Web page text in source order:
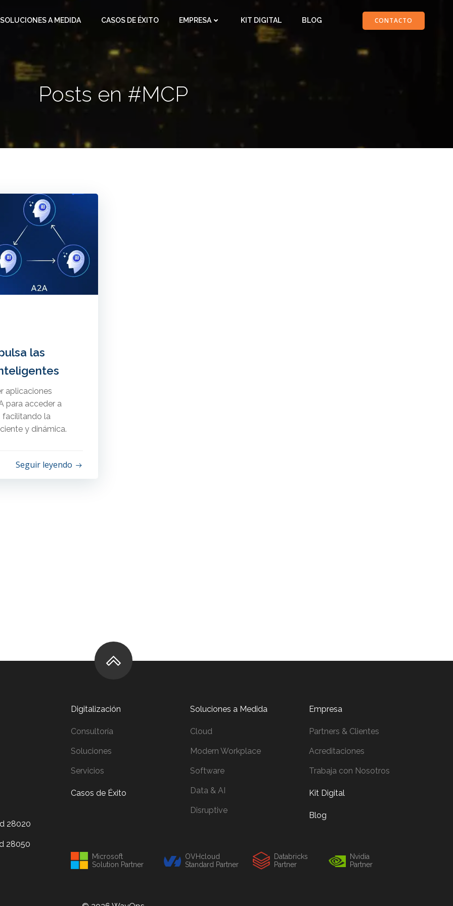
SOLUCIONES A MEDIDA CASOS DE ÉXITO EMPRESA KIT DIGITAL BLOG CONTACTO
Posts en #MCP
las
aplicaciones
para acceder a
facilitando la
y dinámica.
Seguir leyendo
28020
28050
Digitalización
Consultoría
Soluciones
Servicios
Casos de Éxito
Soluciones a Medida
Cloud
Modern Workplace
Software
Data & AI
Disruptive
Empresa
Partners & Clientes
Acreditaciones
Trabaja con Nosotros
Kit Digital
Blog
Microsoft
Solution Partner
OVHcloud
Standard Partner
Databricks
Partner
Nvidia
Partner